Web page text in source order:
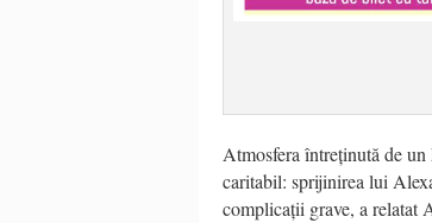
Atmosfera întreținută de
caritabil: sprijinirea lui
complicații grave, a relatat